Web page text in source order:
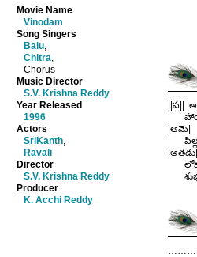
Movie Name
Vinodam
Song Singers
Balu,
Chitra,
Chorus
Music Director
S.V. Krishna Reddy
Year Released
1996
Actors
SriKanth,
Ravali
Director
S.V. Krishna Reddy
Producer
K. Acchi Reddy
||ప||
హాయ్
|ఆమె|
పిల్ల
|అతడు|
||
||చ||
ఎటు